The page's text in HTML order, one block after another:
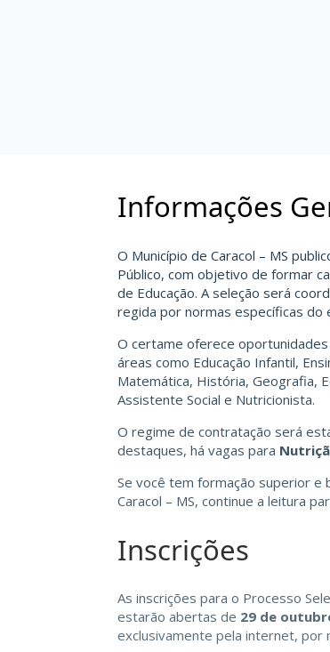
Informações
O Município de Caracol – MS
Público, com objetivo de formar
de Educação. A seleção será
regida por normas específicas do
O certame oferece
áreas como Educação Infantil,
Matemática, História, Geografia,
Assistente Social e Nutricionista.
O regime de contratação será
destaques, há vagas para
Se você tem formação superior e
Caracol – MS, continue a leitura
Inscrições
As inscrições para o Processo
estarão abertas de 29 de
exclusivamente pela internet, por